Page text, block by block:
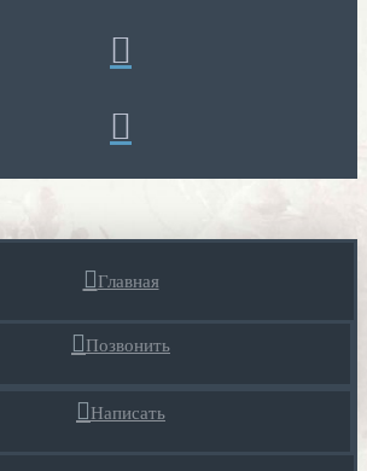
Главная
Позвонить
Написать